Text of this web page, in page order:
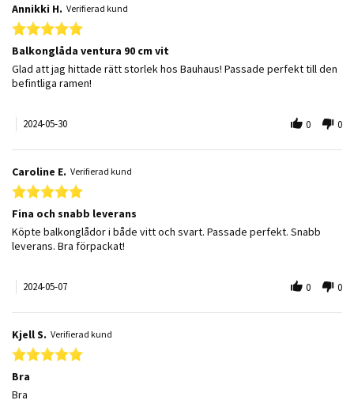
Annikki H. Verifierad kund
5.0 star rating
Balkonglåda ventura 90 cm vit
Review by Annikki H. on 30 May 2024
review stating Balkonglåda ventura 90 cm vit
Glad att jag hittade rätt storlek hos Bauhaus! Passade perfekt till den
befintliga ramen!
2024-05-30 0 0
Caroline E. Verifierad kund
5.0 star rating
Fina och snabb leverans
Review by Caroline E. on 7 May 2024
review stating Fina och snabb leverans
Köpte balkonglådor i både vitt och svart. Passade perfekt. Snabb
leverans. Bra förpackat!
2024-05-07 0 0
Kjell S. Verifierad kund
5.0 star rating
Bra
Review by Kjell S. on 24 Jun 2023
review stating Bra
Bra